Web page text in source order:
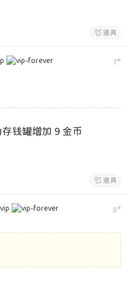
 道具
7#
钱罐增加 9 金币
 道具
8#